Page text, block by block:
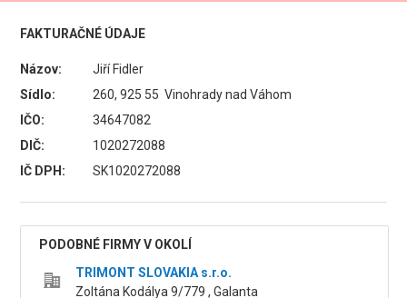
FAKTURAČNÉ ÚDAJE
Názov:
Jiří Fidler
Sídlo:
260, 925 55 Vinohrady nad Váhom
IČO:
34647082
DIČ:
1020272088
IČ DPH:
SK1020272088
PODOBNÉ FIRMY V OKOLÍ
TRIMONT SLOVAKIA s.r.o.
Zoltána Kodálya 9/779 , Galanta